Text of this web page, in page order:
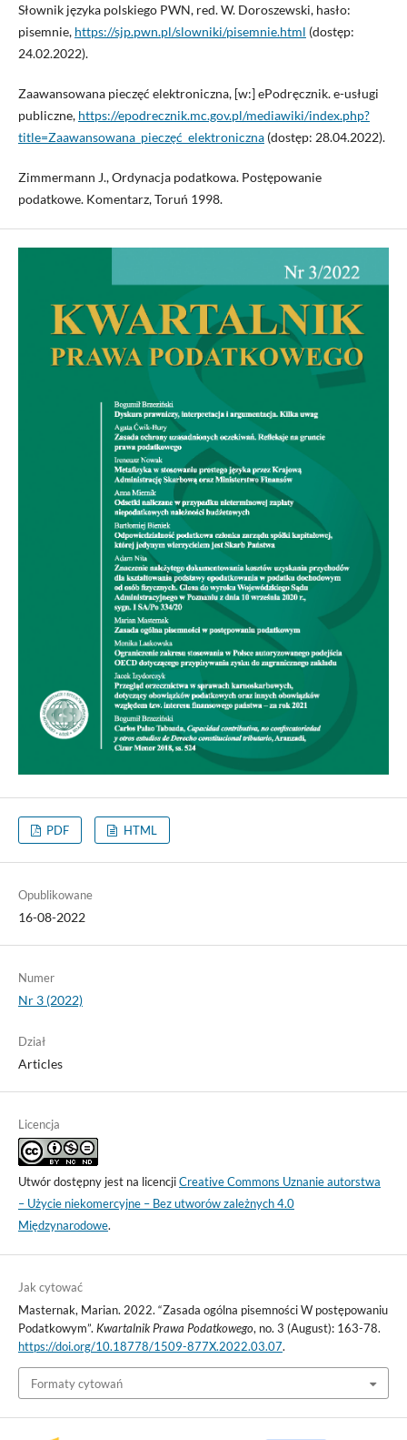
Słownik języka polskiego PWN, red. W. Doroszewski, hasło:
pisemnie, https://sjp.pwn.pl/slowniki/pisemnie.html (dostęp:
24.02.2022).
Zaawansowana pieczęć elektroniczna, [w:] ePodręcznik. e-usługi
publiczne, https://epodrecznik.mc.gov.pl/mediawiki/index.php?
title=Zaawansowana_pieczęć_elektroniczna(dostęp: 28.04.2022).
Zimmermann J., Ordynacja podatkowa. Postępowanie
podatkowe. Komentarz, Toruń 1998.
PDF HTML
Opublikowane
16-08-2022
Numer
Nr 3 (2022)
Dział
Articles
Licencja
Utwór dostępny jest na licencjiCreative Commons Uznanie autorstwa
– Użycie niekomercyjne – Bez utworów zależnych 4.0
Międzynarodowe.
Jak cytować
Masternak, Marian. 2022. “Zasada ogólna pisemności W postępowaniu
Podatkowym”. Kwartalnik Prawa Podatkowego, no. 3 (August): 163-78.
https://doi.org/10.18778/1509-877X.2022.03.07.
Formaty cytowań